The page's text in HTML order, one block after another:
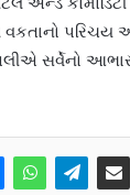
પરિચય
સર્વેનો આભાર